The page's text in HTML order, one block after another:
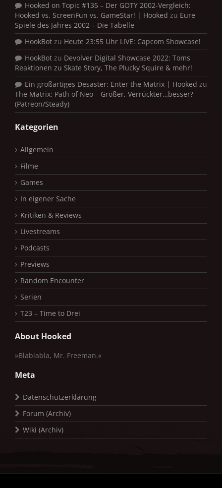
Hooked on Topic #135 – Der GOTY 2002-Vergleich:
Hooked vs. ScreenFun vs. GameStar! | Hooked zu Eure
Spiele des Jahres 2002 – Die Tabelle
HookBot zu Heute 23:55 Uhr LIVE: Capcom Showcase!
HookBot zu Devolver Digital Showcase 2022: Toms
Reaktionen zu Skate Story, The Plucky Squire & mehr!
Ein großartiges Desaster: Enter the Matrix | Hooked zu
The Matrix: Path of Neo – Größer, Verrückter…besser?
(Patreon/Steady)
Kategorien
Allgemein
Filme
Games
In eigener Sache
Kritiken & Reviews
Livestreams
Podcasts
Previews
Random Encounter
Serien
T23 – Time to Drei
About Hooked
»Blablabla, Mr. Freeman.«
Meta
Datenschutzerklärung
Forum (Archiv)
Wiki (Archiv)